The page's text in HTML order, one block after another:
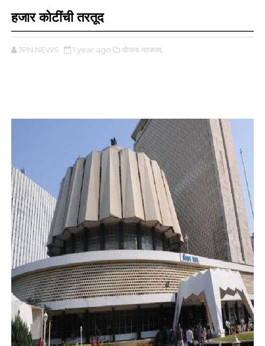
हजार कोटींची तरतूद
JPN NEWS 1 year ago योजना-प्रकल्प,